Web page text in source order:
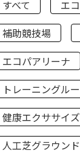
すべて
エ
補助競技場
エコパアリーナ
トレーニングル
健康エクササイ
人工芝グラウンド